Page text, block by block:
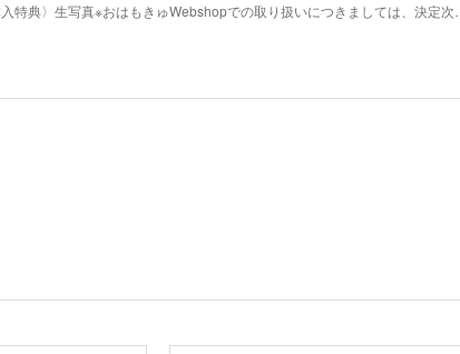
特典〉生写真※おはもきゅWebshopでの取り扱いにつきましては、決定次…